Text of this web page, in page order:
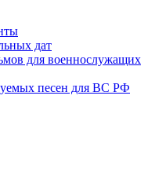
дат
для военнослужащих
песен для ВС РФ